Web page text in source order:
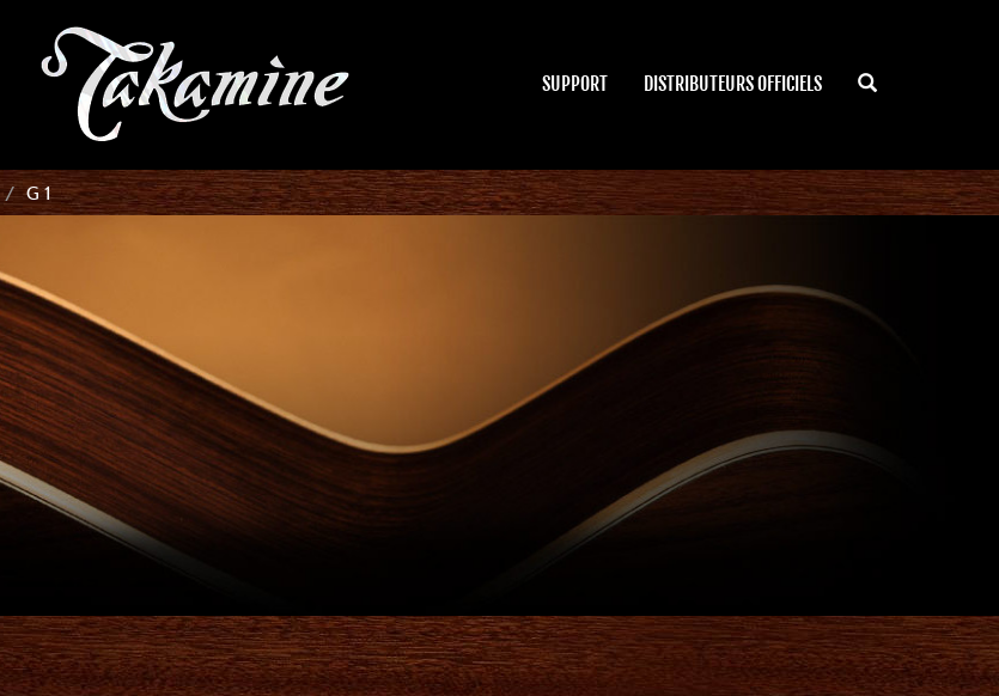
SUPPORT DISTRIBUTEURS OFFICIELS
G 1